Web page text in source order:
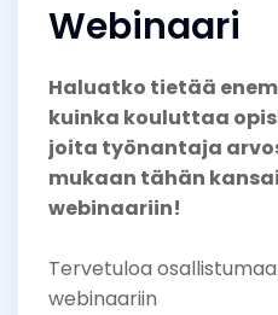
Webinaari
Haluatko tietää
kuinka kouluttaa
joita työnantaja
mukaan tähän
webinaariin!
Tervetuloa
webinaariin